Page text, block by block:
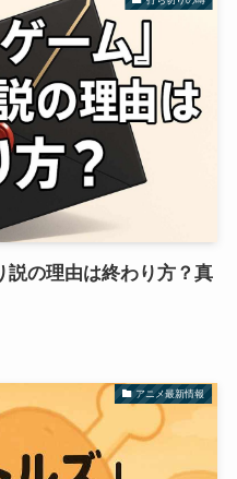
説の理由は終わり方？真
アニメ最新情報